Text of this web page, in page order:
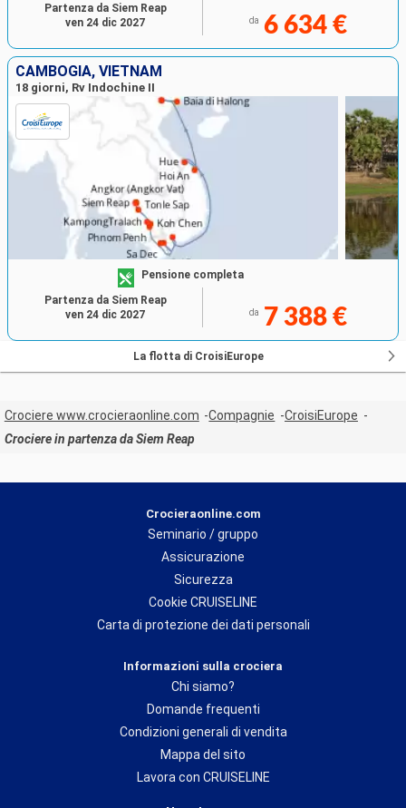
da 6 634 €
Partenza da Siem Reap
ven 24 dic 2027
CAMBOGIA, VIETNAM
18 giorni, Rv Indochine II
Pensione completa
da 7 388 €
Partenza da Siem Reap
ven 24 dic 2027
La flotta di CroisiEurope
Crociere www.crocieraonline.com Compagnie
CroisiEurope
Crociere in partenza da Siem Reap
Crocieraonline.com
Seminario / gruppo
Assicurazione
Sicurezza
Cookie CRUISELINE
Carta di protezione dei dati personali
Informazioni sulla crociera
Chi siamo?
Domande frequenti
Condizioni generali di vendita
Mappa del sito
Lavora con CRUISELINE